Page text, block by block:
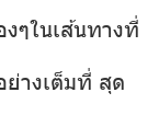
ๆในเส้นทางที่
างเต็มที่ สุด